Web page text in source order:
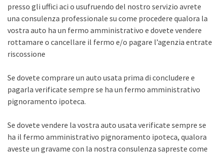
presso gli uffici aci o usufruendo del nostro servizio avrete
una consulenza professionale su come procedere qualora la
vostra auto ha un fermo amministrativo e dovete vendere
rottamare o cancellare il fermo e/o pagare l’agenzia entrate
riscossione
Se dovete comprare un auto usata prima di concludere e
pagarla verificate sempre se ha un fermo amministrativo
pignoramento ipoteca.
Se dovete vendere la vostra auto usata verificate sempre se
ha il fermo amministrativo pignoramento ipoteca, qualora
aveste un gravame con la nostra consulenza sapreste come